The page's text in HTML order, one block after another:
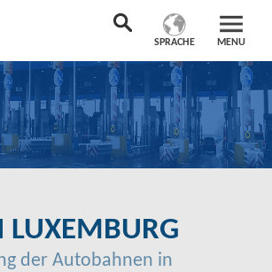
MENU
SPRACHE
der Autobahnen in